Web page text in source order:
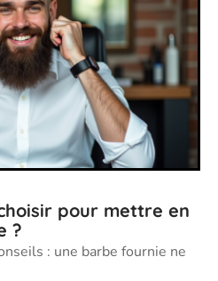
pour mettre en
?
: une barbe fournie ne